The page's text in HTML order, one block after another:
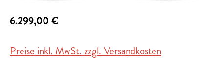
6.299,00 €
Preise inkl. MwSt. zzgl. Versandkosten